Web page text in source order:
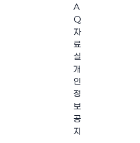
A
Q
자
료
실
개
인
정
보
공
지